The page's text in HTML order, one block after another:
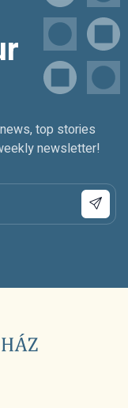
top stories
newsletter!